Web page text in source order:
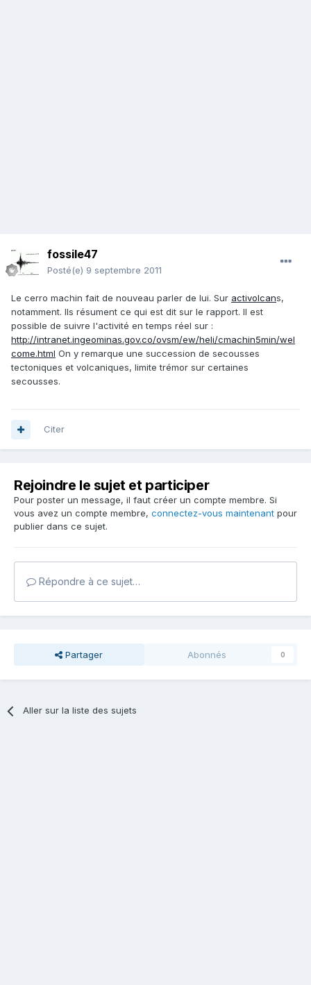
fossile47
Posté(e) 9 septembre 2011
Le cerro machin fait de nouveau parler de lui. Sur activolcans,
notamment. Ils résument ce qui est dit sur le rapport. Il est
possible de suivre l'activité en temps réel sur :
http://intranet.ingeominas.gov.co/ovsm/ew/heli/cmachin5min/wel
come.html On y remarque une succession de secousses
tectoniques et volcaniques, limite trémor sur certaines
secousses.
Citer
Rejoindre le sujet et participer
Pour poster un message, il faut créer un compte membre. Si
vous avez un compte membre, connectez-vous maintenant pour
publier dans ce sujet.
Répondre à ce sujet…
Partager Abonnés 0
Aller sur la liste des sujets